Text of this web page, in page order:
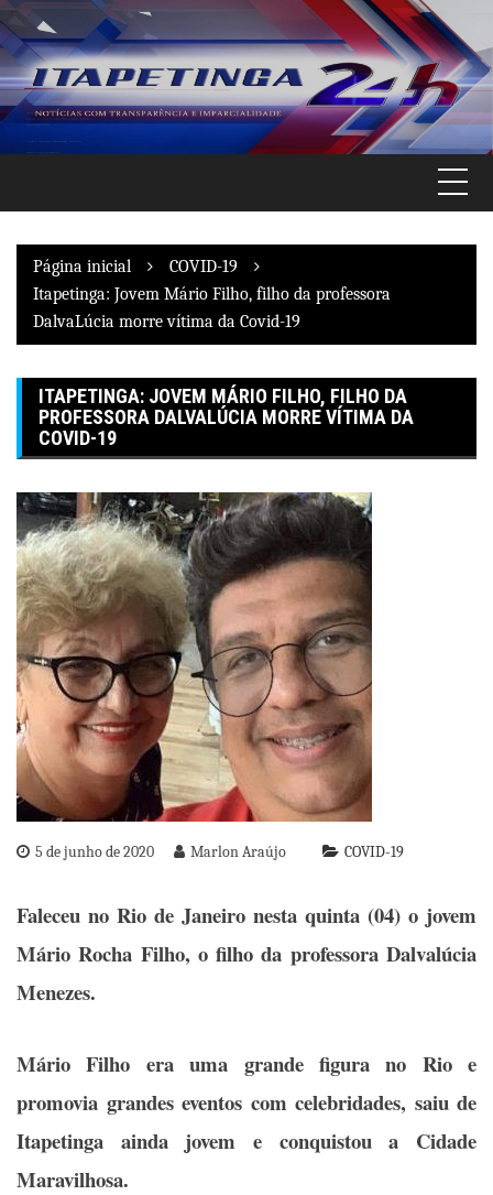
Pular
para
o
conteúdo
Página inicial
COVID-19
Itapetinga: Jovem Mário Filho, filho da professora
DalvaLúcia morre vítima da Covid-19
ITAPETINGA: JOVEM MÁRIO FILHO, FILHO DA
PROFESSORA DALVALÚCIA MORRE VÍTIMA DA
COVID-19
5 de junho de 2020 Marlon Araújo COVID-19
Faleceu no Rio de Janeiro nesta quinta (04) o jovem
Mário Rocha Filho, o filho da professora Dalvalúcia
Menezes.
Mário Filho era uma grande figura no Rio e
promovia grandes eventos com celebridades, saiu de
Itapetinga ainda jovem e conquistou a Cidade
Maravilhosa.